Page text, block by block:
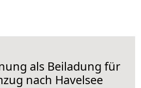
als Beiladung für
nach Havelsee